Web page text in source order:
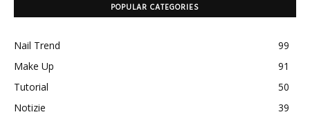
POPULAR CATEGORIES
Nail Trend
99
Make Up
91
Tutorial
50
Notizie
39